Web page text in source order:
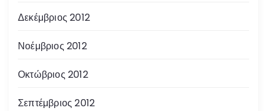
Δεκέμβριος 2012
Νοέμβριος 2012
Οκτώβριος 2012
Σεπτέμβριος 2012